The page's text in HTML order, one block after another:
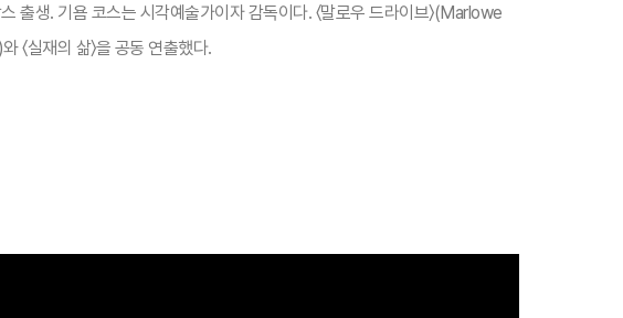
출생. 기욤 코스는 시각예술가이자 감독이다. 〈말로우 드라이브〉(Marlowe
〈실재의 삶〉을 공동 연출했다​.